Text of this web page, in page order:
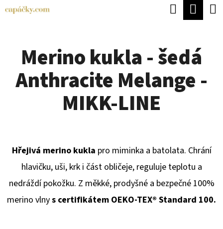
Přejít
Hledat
Merino kukla - šedá
Anthracite Melange -
MIKK-LINE
Hřejivá merino kukla pro miminka a batolata. Chrání
hlavičku, uši, krk i část obličeje, reguluje teplotu a
nedráždí pokožku. Z měkké, prodyšné a bezpečné 100%
merino vlnys certifikátem OEKO-TEX® Standard 100.
K
Ř
B
U